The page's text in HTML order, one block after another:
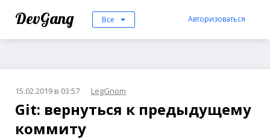
DevGang Все Авторизоваться
15.02.2019 в 03:57 LegGnom
Git: вернуться к предыдущему
коммиту